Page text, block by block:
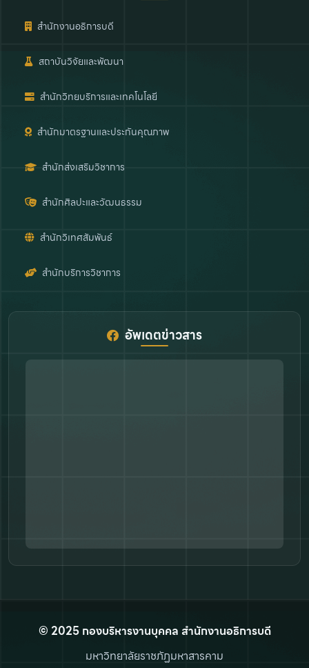
สำนักงานอธิการบดี
สถาบันวิจัยและพัฒนา
สำนักวิทยบริการและเทคโนโลยี
สำนักมาตรฐานและประกันคุณภาพ
สำนักส่งเสริมวิชาการ
สำนักศิลปะและวัฒนธรรม
สำนักวิเทศสัมพันธ์
สำนักบริการวิชาการ
อัพเดตข่าวสาร
© 2025 กองบริหารงานบุคคล สำนักงานอธิการบดี
มหาวิทยาลัยราชภัฏมหาสารคาม